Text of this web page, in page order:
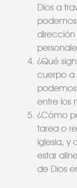
Dios a
dirección
¿Qué
cuerpo a
entre los
¿Cómo
tarea o
iglesia, y
estar
de Dios